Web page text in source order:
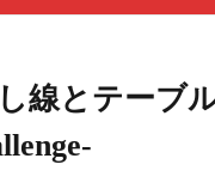
線とテーブ